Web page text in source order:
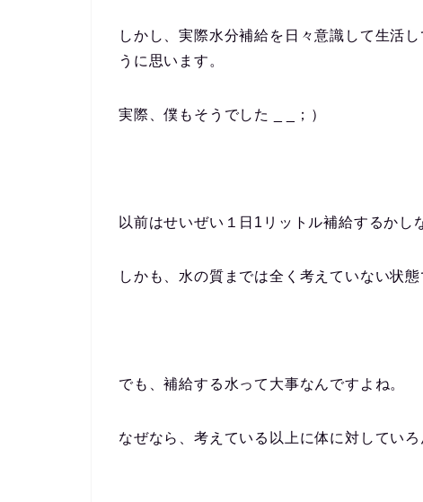
しかし、実際水分補給を日々意識して生活
うに思います。
実際、僕もそうでした _ _；）
以前はせいぜい１日1リットル補給するかし
しかも、水の質までは全く考えていない状態
でも、補給する水って大事なんですよね。
なぜなら、考えている以上に体に対してい